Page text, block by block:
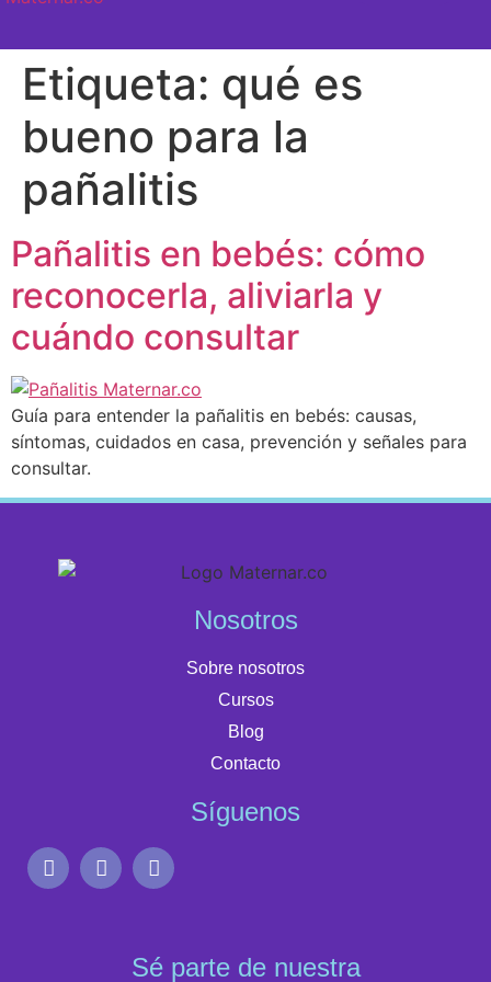
Etiqueta: qué es
bueno para la
pañalitis
Pañalitis en bebés: cómo
reconocerla, aliviarla y
cuándo consultar
Guía para entender la pañalitis en bebés: causas,
síntomas, cuidados en casa, prevención y señales para
consultar.
Nosotros
Sobre nosotros
Cursos
Blog
Contacto
Síguenos
Sé parte de nuestra